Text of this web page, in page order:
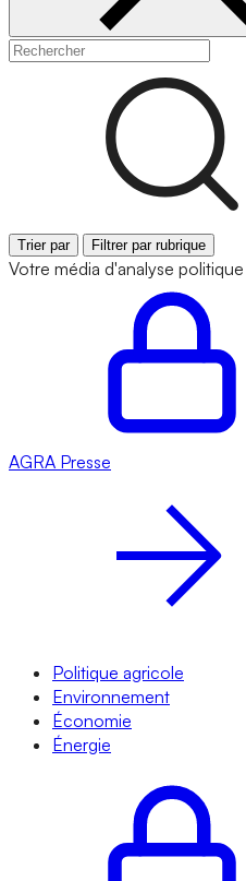
Trier par Filtrer par rubrique
Votre média d'analyse
AGRA Presse
Politique agricole
Environnement
Économie
Énergie